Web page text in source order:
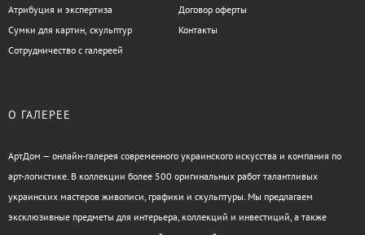
Атрибуция и экспертиза
Сумки для картин, скульптур
Сотрудничество с галереей
Договор оферты
Контакты
О ГАЛЕРЕЕ
АртДом — онлайн-галерея современного украинского искусства и компания по
арт-логистике. В коллекции более 500 оригинальных работ талантливых
украинских мастеров живописи, графики и скульптуры. Мы предлагаем
эксклюзивные предметы для интерьера, коллекций и инвестиций, а также